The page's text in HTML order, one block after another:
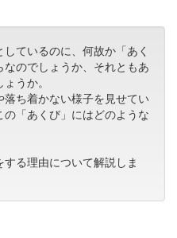
ているのに、何故か「あく
のでしょうか、それともあ
うか。
ち着かない様子を見せてい
「あくび」にはどのような
る理由について解説しま